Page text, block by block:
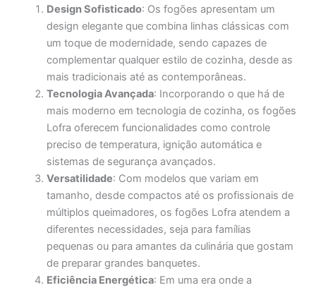
Design Sofisticado: Os fogões apresentam um
design elegante que combina linhas clássicas com
um toque de modernidade, sendo capazes de
complementar qualquer estilo de cozinha, desde as
mais tradicionais até as contemporâneas.
Tecnologia Avançada: Incorporando o que há de
mais moderno em tecnologia de cozinha, os fogões
Lofra oferecem funcionalidades como controle
preciso de temperatura, ignição automática e
sistemas de segurança avançados.
Versatilidade: Com modelos que variam em
tamanho, desde compactos até os profissionais de
múltiplos queimadores, os fogões Lofra atendem a
diferentes necessidades, seja para famílias
pequenas ou para amantes da culinária que gostam
de preparar grandes banquetes.
Eficiência Energética: Em uma era onde a